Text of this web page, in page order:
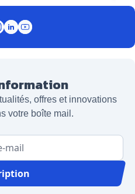
offres et innovations
votre boîte mail.